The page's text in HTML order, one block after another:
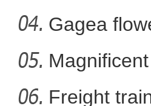
新疆和
Xi
Gagea
Nal
La
Freight